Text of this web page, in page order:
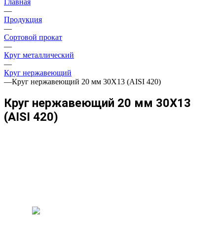
Главная
—
Продукция
—
Сортовой прокат
—
Круг металлический
—
Круг нержавеющий
—Круг нержавеющий 20 мм 30Х13 (AISI 420)
Круг нержавеющий 20 мм 30Х13
(AISI 420)